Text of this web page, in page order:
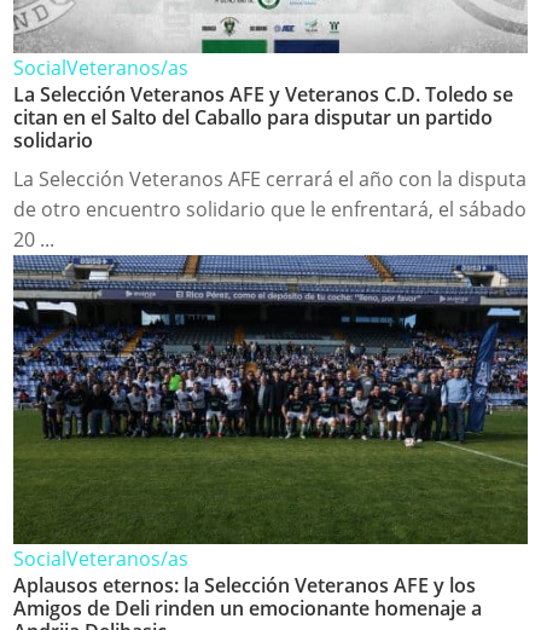
SocialVeteranos/as
La Selección Veteranos AFE y Veteranos C.D. Toledo se
citan en el Salto del Caballo para disputar un partido
solidario
La Selección Veteranos AFE cerrará el año con la disputa
de otro encuentro solidario que le enfrentará, el sábado
20 ...
SocialVeteranos/as
Aplausos eternos: la Selección Veteranos AFE y los
Amigos de Deli rinden un emocionante homenaje a